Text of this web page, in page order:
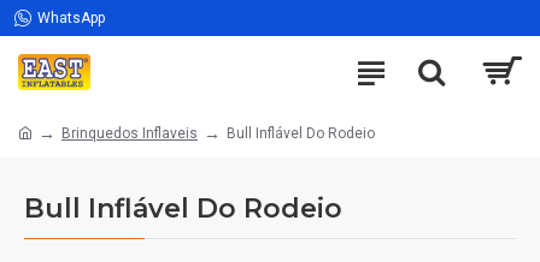
WhatsApp
Brinquedos Inflaveis Bull Inflável Do Rodeio
Bull Inflável Do Rodeio